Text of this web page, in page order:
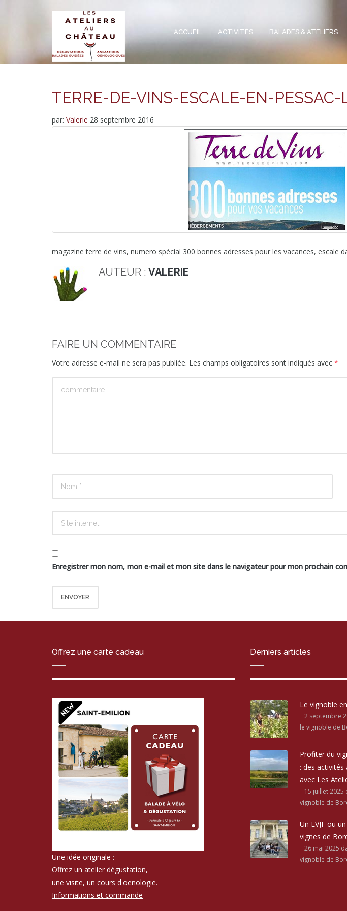
ACCUEIL ACTIVITÉS BALADES & ATELIERS
TERRE-DE-VINS-ESCALE-EN-PESSAC-
par: Valerie 28 septembre 2016
magazine terre de vins, numero spécial 300 bonnes adresses pour les vacances, escale
AUTEUR : VALERIE
FAIRE UN COMMENTAIRE
Votre adresse e-mail ne sera pas publiée. Les champs obligatoires sont indiqués avec *
Enregistrer mon nom, mon e-mail et mon site dans le navigateur pour mon prochain
Offrez une carte cadeau
Une idée originale :
Offrez un atelier dégustation,
une visite, un cours d'oenologie.
Informations et commande
Derniers articles
Le vignoble
2 septembre
le vignoble de
Profiter du
: des
avec Les
15 juillet 2025
vignoble de
Un EVJF ou
vignes de
26 mai 2025
vignoble de